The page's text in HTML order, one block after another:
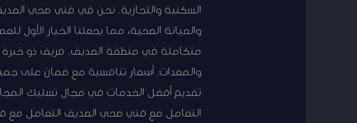
السكنية والتجارية. نحن في فني صحي
والمعدات. أسعار تنافسية مع ضمان على
تقديم أفضل الخدمات في مجال تسليك
التعامل مع فني صحي الصديق التعامل مع